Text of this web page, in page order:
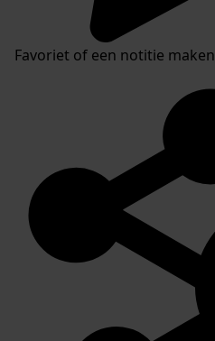
Favoriet of een notitie maken